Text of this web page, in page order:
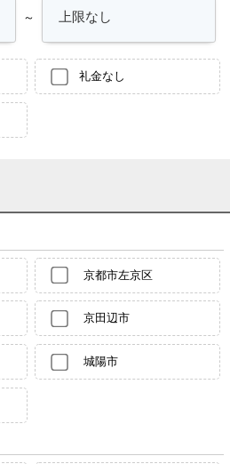
～
礼金なし
京都市左京区
京田辺市
城陽市